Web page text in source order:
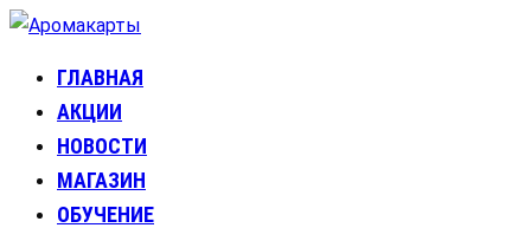
Перейти
содержимому
Аромакарты
Психологические эфирные карты • Аромапсихология
ГЛАВНАЯ
АКЦИИ
НОВОСТИ
МАГАЗИН
ОБУЧЕНИЕ